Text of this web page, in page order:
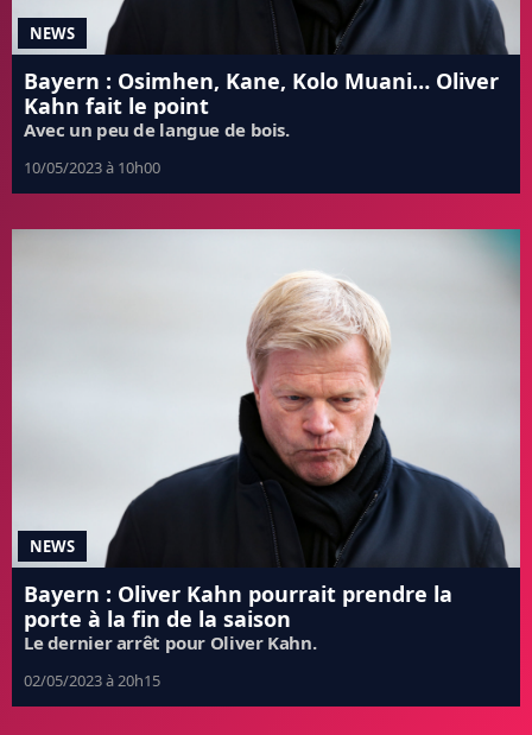
NEWS
Bayern : Osimhen, Kane, Kolo Muani… Oliver
Kahn fait le point
Avec un peu de langue de bois.
10/05/2023 à 10h00
NEWS
Bayern : Oliver Kahn pourrait prendre la
porte à la fin de la saison
Le dernier arrêt pour Oliver Kahn.
02/05/2023 à 20h15